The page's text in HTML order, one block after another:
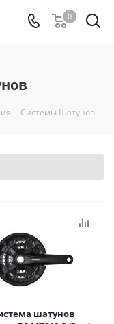
0
- Системы Шатунов
шатунов